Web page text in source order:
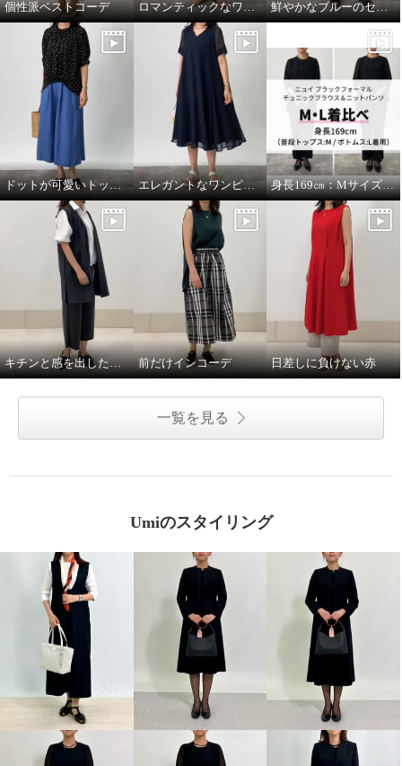
個性派ベストコーデ 鮮やかなブルーのセットアップコーデ。
ドットが可愛いトップスをメインに。 エレガントなワンピースにカジュアルな小物を合わせて。 身長169㎝：MサイズとLサイズを着比べ
キチンと感を出したい日に。 前だけインコーデ 日差しに負けない赤
一覧を見る
Umiのスタイリング